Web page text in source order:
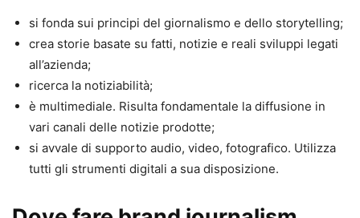
si fonda sui principi del giornalismo e dello storytelling;
crea storie basate su fatti, notizie e reali sviluppi legati
all’azienda;
ricerca la notiziabilità;
è multimediale. Risulta fondamentale la diffusione in
vari canali delle notizie prodotte;
si avvale di supporto audio, video, fotografico. Utilizza
tutti gli strumenti digitali a sua disposizione.